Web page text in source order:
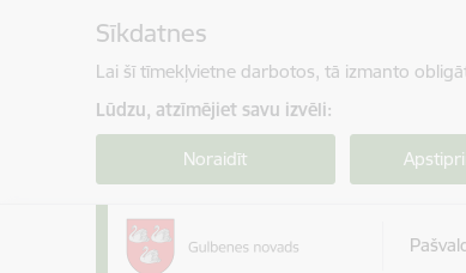
Sīkdatnes
Lai šī tīmekļvietne darbotos, tā izmanto
Lūdzu, atzīmējiet savu izvēli:
Noraidīt